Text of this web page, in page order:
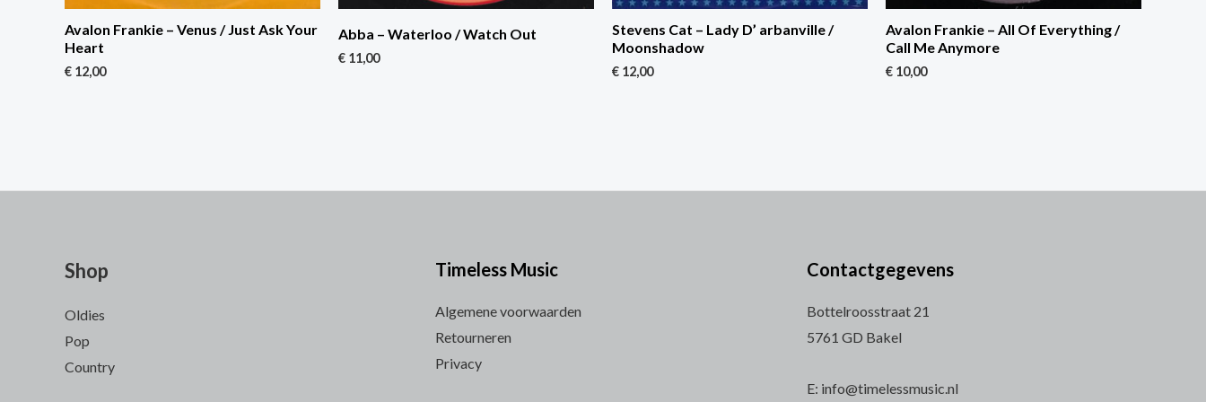
Avalon Frankie – Venus / Just Ask Your
Heart
€ 12,00
Abba – Waterloo / Watch Out
€ 11,00
Stevens Cat – Lady D’ arbanville /
Moonshadow
€ 12,00
Avalon Frankie – All Of Everything /
Call Me Anymore
€ 10,00
Shop
Oldies
Pop
Country
Timeless Music
Algemene voorwaarden
Retourneren
Privacy
Contactgegevens
Bottelroosstraat 21
5761 GD Bakel
E: info@timelessmusic.nl